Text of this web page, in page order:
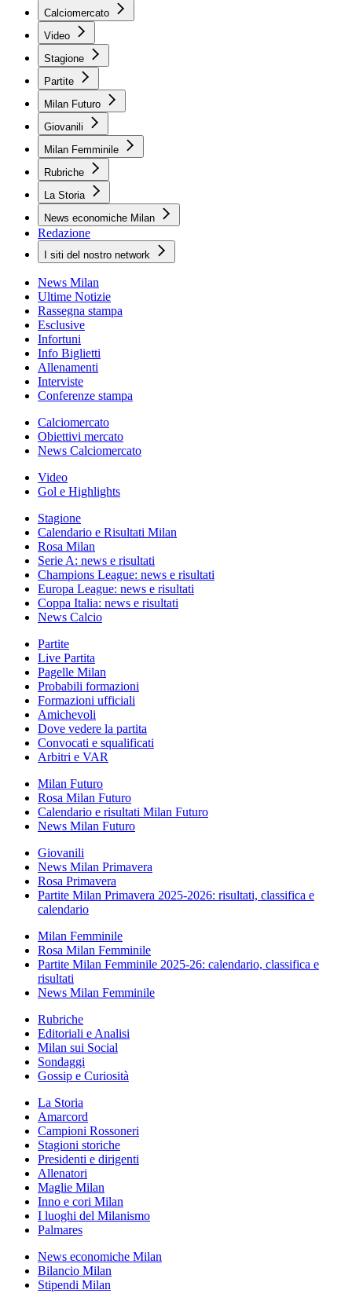
Calciomercato
Video
Stagione
Partite
Milan Futuro
Giovanili
Milan Femminile
Rubriche
La Storia
News economiche Milan
Redazione
I siti del nostro network
News Milan
Ultime Notizie
Rassegna stampa
Esclusive
Infortuni
Info Biglietti
Allenamenti
Interviste
Conferenze stampa
Calciomercato
Obiettivi mercato
News Calciomercato
Video
Gol e Highlights
Stagione
Calendario e Risultati Milan
Rosa Milan
Serie A: news e risultati
Champions League: news e risultati
Europa League: news e risultati
Coppa Italia: news e risultati
News Calcio
Partite
Live Partita
Pagelle Milan
Probabili formazioni
Formazioni ufficiali
Amichevoli
Dove vedere la partita
Convocati e squalificati
Arbitri e VAR
Milan Futuro
Rosa Milan Futuro
Calendario e risultati Milan Futuro
News Milan Futuro
Giovanili
News Milan Primavera
Rosa Primavera
Partite Milan Primavera 2025-2026: risultati, classifica e
calendario
Milan Femminile
Rosa Milan Femminile
Partite Milan Femminile 2025-26: calendario, classifica e
risultati
News Milan Femminile
Rubriche
Editoriali e Analisi
Milan sui Social
Sondaggi
Gossip e Curiosità
La Storia
Amarcord
Campioni Rossoneri
Stagioni storiche
Presidenti e dirigenti
Allenatori
Maglie Milan
Inno e cori Milan
I luoghi del Milanismo
Palmares
News economiche Milan
Bilancio Milan
Stipendi Milan